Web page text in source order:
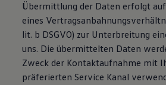
Übermittlung der Daten erfolgt auf
eines
lit. b DSGVO) zur Unterbreitung
uns. Die übermittelten Daten
Zweck der Kontaktaufnahme mit
präferierten Service Kanal